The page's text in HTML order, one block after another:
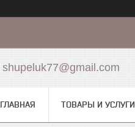
shupeluk77@gmail.com
ГЛАВНАЯ ТОВАРЫ И УСЛУГИ